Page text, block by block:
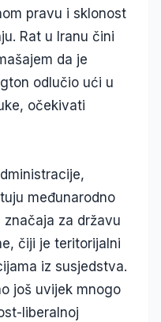
pravu i sklonost
Rat u Iranu čini
da je
odlučio ući u
očekivati
međunarodno
za državu
čiji je teritorijalni
iz susjedstva.
još uvijek mnogo
liberalnoj